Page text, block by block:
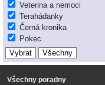
Veterina a nemoci
Terahádanky
Černá kronika
Pokec
Všechny poradny